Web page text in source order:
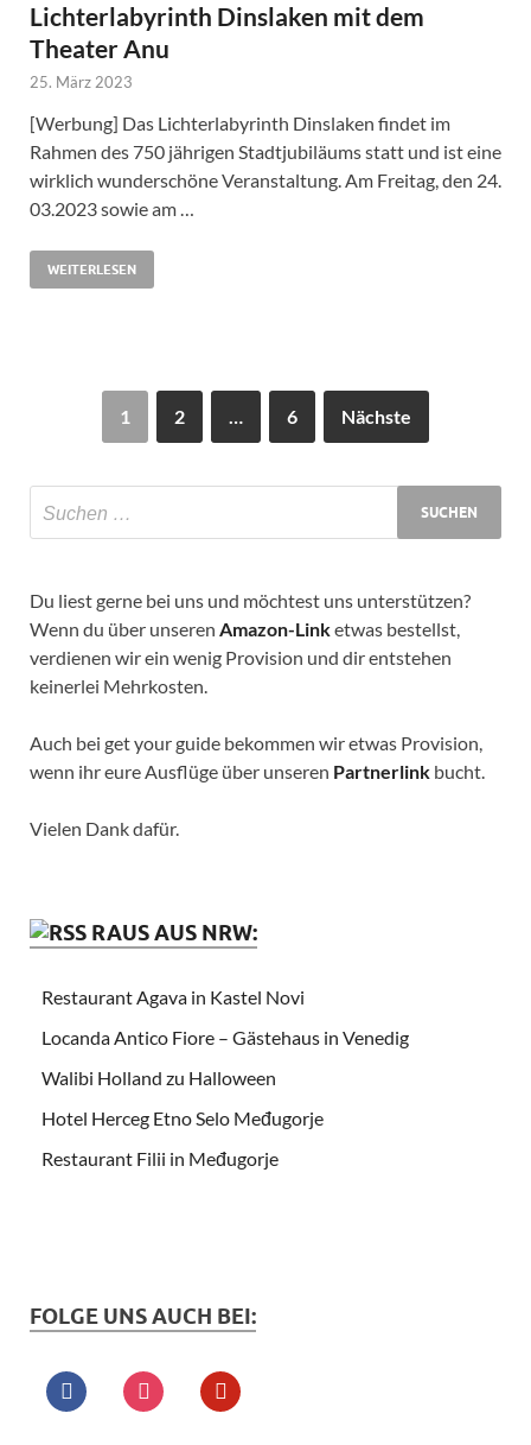
Lichterlabyrinth Dinslaken mit dem
Theater Anu
25. März 2023
[Werbung] Das Lichterlabyrinth Dinslaken findet im
Rahmen des 750 jährigen Stadtjubiläums statt und ist eine
wirklich wunderschöne Veranstaltung. Am Freitag, den 24.
03.2023 sowie am …
WEITERLESEN
1 2 … 6 Nächste
Du liest gerne bei uns und möchtest uns unterstützen?
Wenn du über unseren Amazon-Linketwas bestellst,
verdienen wir ein wenig Provision und dir entstehen
keinerlei Mehrkosten.
Auch bei get your guide bekommen wir etwas Provision,
wenn ihr eure Ausflüge über unseren Partnerlink bucht.
Vielen Dank dafür.
RAUS AUS NRW:
Restaurant Agava in Kastel Novi
Locanda Antico Fiore – Gästehaus in Venedig
Walibi Holland zu Halloween
Hotel Herceg Etno Selo Međugorje
Restaurant Filii in Međugorje
FOLGE UNS AUCH BEI: